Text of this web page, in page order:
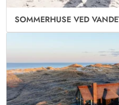
SOMMERHUSE VED